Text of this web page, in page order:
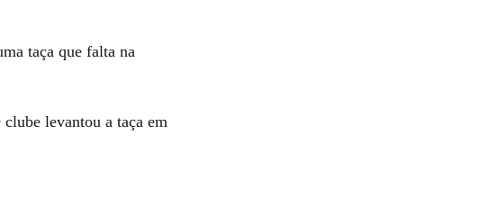
taça que falta na
levantou a taça em